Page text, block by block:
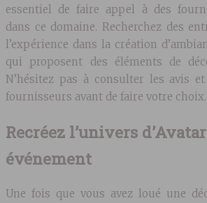
essentiel de faire appel à des
dans ce domaine. Recherchez des
l’expérience dans la création
qui proposent des éléments de
N’hésitez pas à consulter les avis
fournisseurs avant de faire votre choix.
Recréez l’univers
événement
Une fois que vous avez loué une